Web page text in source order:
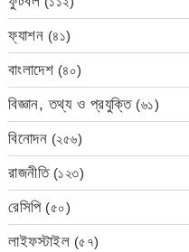
ফ্যাশন (৪১)
বাংলাদেশ (৪০)
বিজ্ঞান, তথ্য ও প্রযুক্তি(৬১)
বিনোদন (২৫৬)
রাজনীতি(১২৩)
রেসিপি(৫০)
লাইফস্টাইল (৫৭)